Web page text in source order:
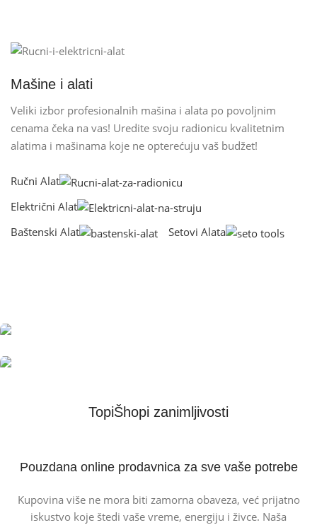
Mašine i alati
Veliki izbor profesionalnih mašina i alata po povoljnim
cenama čeka na vas! Uredite svoju radionicu kvalitetnim
alatima i mašinama koje ne opterećuju vaš budžet!
Ručni Alat
Električni Alat
Baštenski Alat
Setovi Alata
Pogledaj Ponudu
Videonadzor KamereTopiŠhopi zanimljivosti
Pouzdana online prodavnica za sve vaše potrebe
Kupovina više ne mora biti zamorna obaveza, već prijatno
iskustvo koje štedi vaše vreme, energiju i živce. Naša